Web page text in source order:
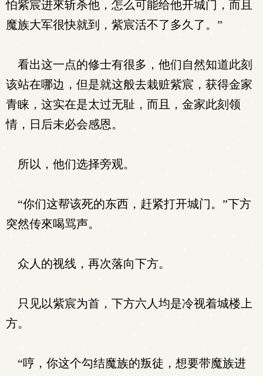
怕紫宸进來斩杀他，怎么可能给他开城门，而且
魔族大军很快就到，紫宸活不了多久了。”
看出这一点的修士有很多，他们自然知道此刻
该站在哪边，但是就这般去栽赃紫宸，获得金家
青睐，这实在是太过无耻，而且，金家此刻领
情，日后未必会感恩。
所以，他们选择旁观。
“你们这帮该死的东西，赶紧打开城门。”下方
突然传來喝骂声。
众人的视线，再次落向下方。
只见以紫宸为首，下方六人均是冷视着城楼上
方。
“哼，你这个勾结魔族的叛徒，想要带魔族进